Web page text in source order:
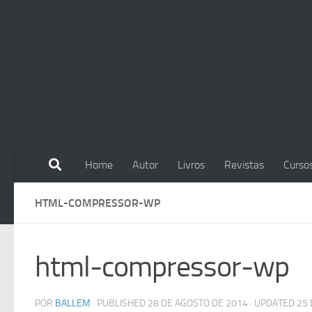
Home Autor Livros Revistas
HTML-COMPRESSOR-WP
html-compressor-wp
POR BALLEM · PUBLISHED 28 DE AGOSTO DE 2014 · UPDATED 25